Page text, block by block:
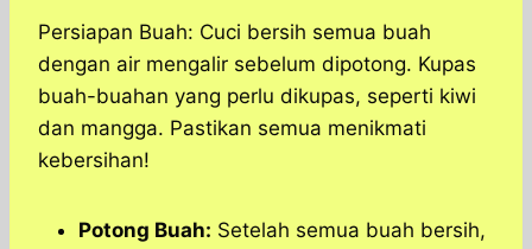
Persiapan Buah: Cuci bersih semua buah
dengan air mengalir sebelum dipotong. Kupas
buah-buahan yang perlu dikupas, seperti kiwi
dan mangga. Pastikan semua menikmati
kebersihan!
Potong Buah: Setelah semua buah bersih,